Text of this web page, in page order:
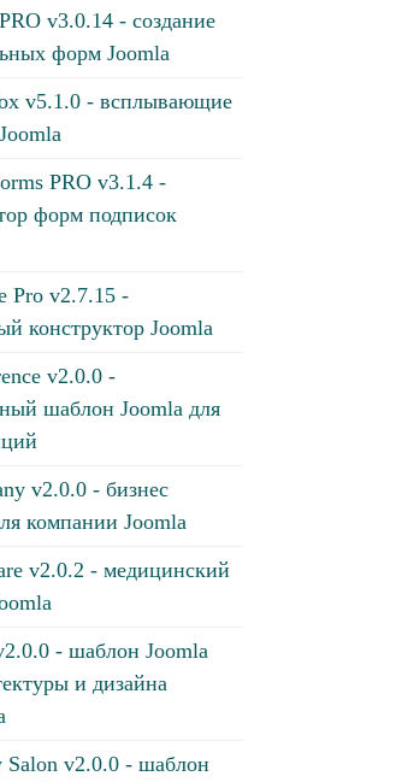
v3.0.14 - создание
форм Joomla
v5.1.0 - всплывающие
PRO v3.1.4 -
форм подписок
Pro v2.7.15 -
конструктор Joomla
v2.0.0 -
шаблон Joomla для
v2.0.0 - бизнес
компании Joomla
v2.0.2 - медицинский
- шаблон Joomla
и дизайна
Salon v2.0.0 - шаблон